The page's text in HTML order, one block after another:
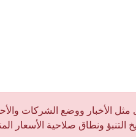
الأخبار ووضع الشركات
التنبؤ ونطاق صلاحية الأسعار